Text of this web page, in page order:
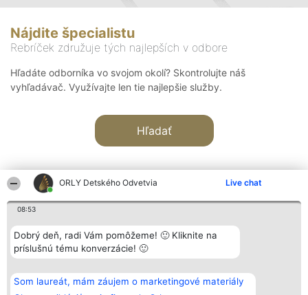
ORLY Detského Odvetvia Live chat
08:53
Dobrý deň, radi Vám pomôžeme! 🙂 Kliknite na
príslušnú tému konverzácie! 🙂
Som laureát, mám záujem o marketingové materiály
Nájdite špecialistu
Rebríček združuje tých najlepších v odbore
Hľadáte odborníka vo svojom okolí? Skontrolujte náš
vyhľadávač. Využívajte len tie najlepšie služby.
Hľadať
Organizátor hodnotenia
Bright Side Solutions sp. z o.
o. sp. k.
Wrocław 50-079
KRS 0000749100 | Regon
381313360 | NIP 8943132676
Hodnotenie
Laureáti
Lista
Laureatów
Podmienky
Obchodné
Kontakt
Kontakt